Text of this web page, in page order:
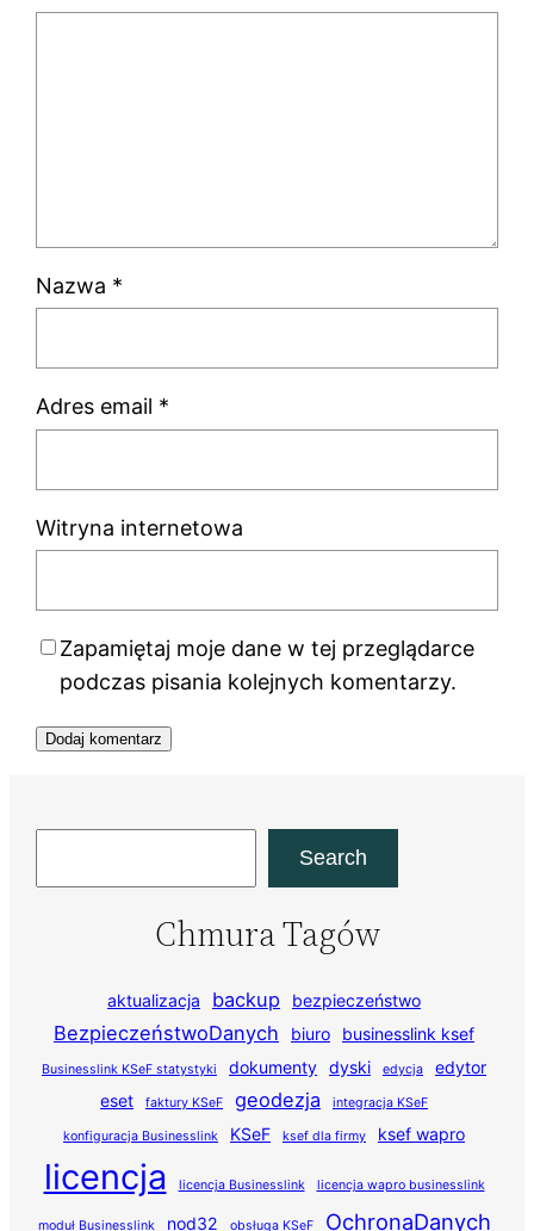
Nazwa *
Adres email *
Witryna internetowa
Zapamiętaj moje dane w tej przeglądarce
podczas pisania kolejnych komentarzy.
Search
Chmura Tagów
aktualizacja backup bezpieczeństwo
BezpieczeństwoDanych biuro businesslink ksef
Businesslink KSeF statystyki dokumenty dyski edycja
edytor
eset
faktury KSeF geodezja integracja KSeF
konfiguracja Businesslink KSeF ksef dla firmy ksef wapro
licencja licencja Businesslink licencja wapro businesslink
moduł Businesslink nod32 obsługa KSeF OchronaDanych